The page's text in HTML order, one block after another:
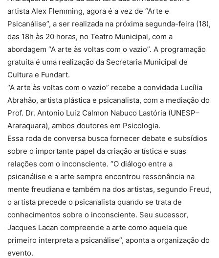
artista Alex Flemming, agora é a vez de “Arte e
Psicanálise”, a ser realizada na próxima segunda-feira (18),
das 18h às 20 horas, no Teatro Municipal, com a
abordagem “A arte às voltas com o vazio”. A programação
gratuita é uma realização da Secretaria Municipal de
Cultura e Fundart.
“A arte às voltas com o vazio” recebe a convidada Lucília
Abrahão, artista plástica e psicanalista, com a mediação do
Prof. Dr. Antonio Luiz Calmon Nabuco Lastória (UNESP–
Araraquara), ambos doutores em Psicologia.
Essa roda de conversa busca fornecer debate e subsídios
sobre o importante papel da criação artística e suas
relações com o inconsciente. “O diálogo entre a
psicanálise e a arte sempre encontrou ressonância na
mente freudiana e também na dos artistas, segundo Freud,
o artista precede o psicanalista quando se trata de
conhecimentos sobre o inconsciente. Seu sucessor,
Jacques Lacan compreende a arte como aquela que
primeiro interpreta a psicanálise”, aponta a organização do
evento.